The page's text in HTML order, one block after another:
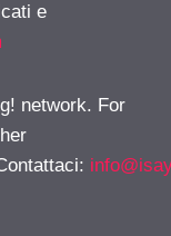
e
network. For
: